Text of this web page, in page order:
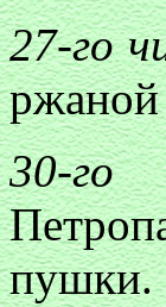
27-го
30-го
пушки.